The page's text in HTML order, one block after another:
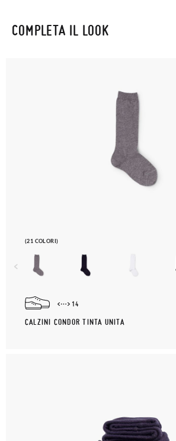
COMPLETA IL LOOK
(21 COLORI)
14
CALZINI CONDOR TINTA UNITA